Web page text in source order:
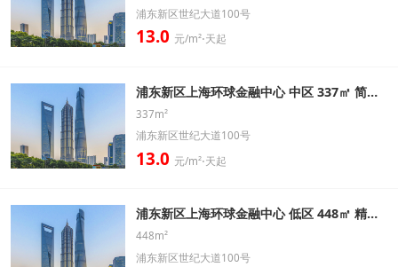
浦东新区世纪大道100号
13.0 元/m²⋅天起
浦东新区上海环球金融中心 中区 337㎡ 简装办公室出租信息
337m²
浦东新区世纪大道100号
13.0 元/m²⋅天起
浦东新区上海环球金融中心 低区 448㎡ 精装办公室出租信息
448m²
浦东新区世纪大道100号